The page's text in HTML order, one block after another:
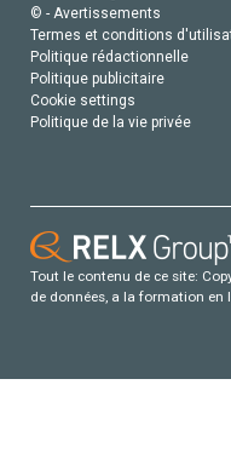
© - Avertissements
Termes et conditions
Politique rédactionnelle
Politique publicitaire
Cookie settings
Politique de la vie privée
Tout le contenu de ce site:
de données, a la formation